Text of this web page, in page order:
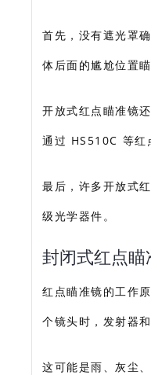
首先，没有遮光罩
体后面的尴尬位置
开放式红点瞄准镜
通过 HS510C 等红
最后，许多开放式
级光学器件。
封闭式红点瞄
红点瞄准镜的工作
个镜头时，发射器
这可能是雨、灰尘